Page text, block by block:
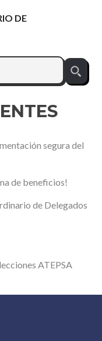
DE
segura del
de beneficios!
de Delegados
ATEPSA